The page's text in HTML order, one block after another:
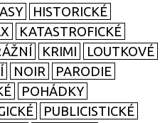
HISTORICKÉ
KATASTROFICKÉ
KRIMI
LOUTKOVÉ
NOIR
PARODIE
POHÁDKY
PUBLICISTICKÉ